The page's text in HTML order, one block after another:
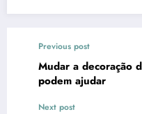
Previous post
Mudar a decoração
podem ajudar
Next post